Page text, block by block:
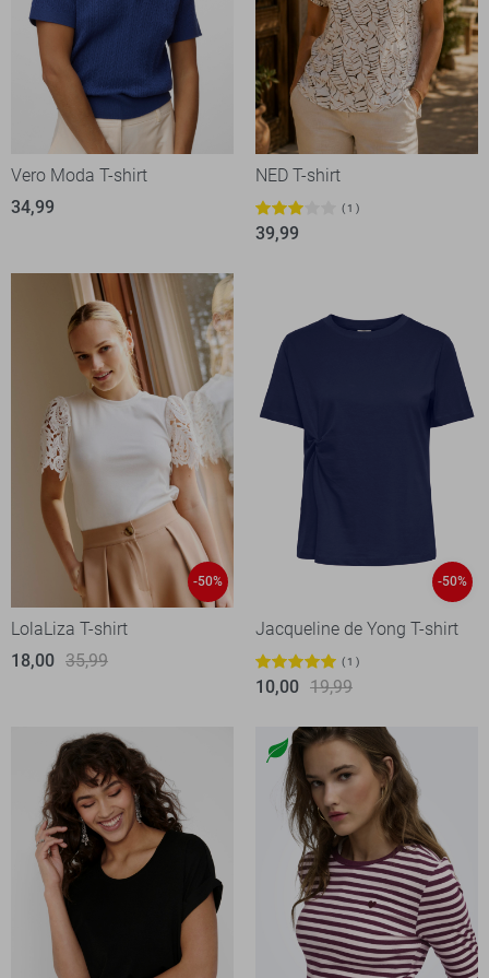
Vero Moda T-shirt
34,99
NED T-shirt
1
39,99
-50%
LolaLiza T-shirt
18,00 35,99
-50%
Jacqueline de Yong T-shirt
1
10,00 19,99